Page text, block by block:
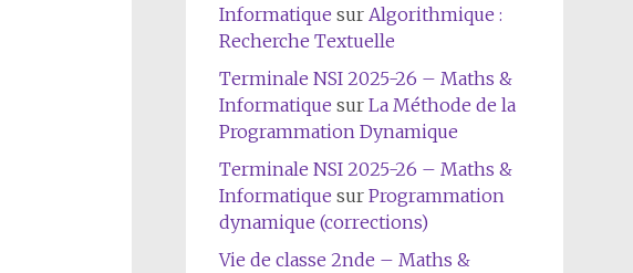
Informatique sur Algorithmique :
Recherche Textuelle
Terminale NSI 2025-26 – Maths &
Informatique sur La Méthode de la
Programmation Dynamique
Terminale NSI 2025-26 – Maths &
Informatique sur Programmation
dynamique (corrections)
Vie de classe 2nde – Maths &